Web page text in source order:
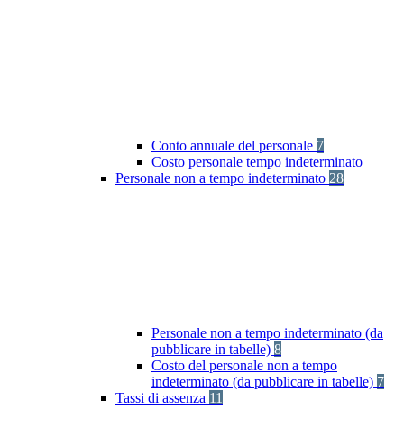
Conto annuale del personale 7
Costo personale tempo indeterminato
Personale non a tempo indeterminato 28
Personale non a tempo indeterminato (da
pubblicare in tabelle) 8
Costo del personale non a tempo
indeterminato (da pubblicare in tabelle) 7
Tassi di assenza 11